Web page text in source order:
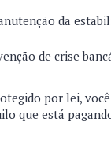
da
de crise
por lei,
que está